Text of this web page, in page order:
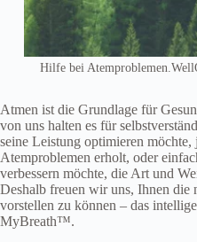
Hilfe bei
Atmen ist die Grundlage für
von uns halten es für
seine Leistung optimieren möchte,
Atemproblemen erholt, oder
verbessern möchte, die Art und
Deshalb freuen wir uns, Ihnen die
vorstellen zu können – das
MyBreath™.